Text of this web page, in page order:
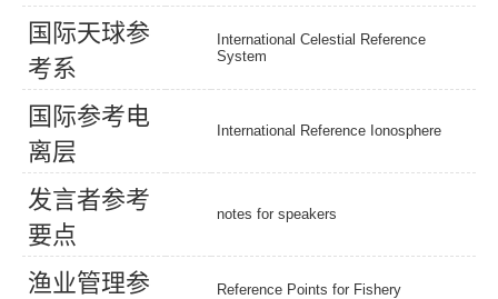
国 际天球参
考系
International Celestial Reference
System
国 际参考电
离层
International Reference Ionosphere
发言者参考
要点
notes for speakers
渔业管理参
Reference Points for Fishery